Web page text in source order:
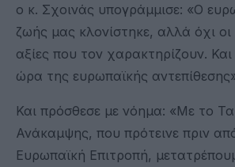
ο κ. Σχοινάς υπογράμμισε: «Ο
ζωής μας κλονίστηκε, αλλά όχι οι
αξίες που τον χαρακτηρίζουν.
ώρα της ευρωπαϊκής
Και πρόσθεσε με νόημα: «Με το
Ανάκαμψης, που πρότεινε πριν
Ευρωπαϊκή Επιτροπή,